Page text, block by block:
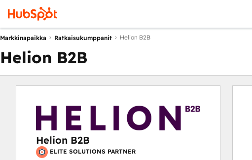
Markkinapaikka Ratkaisukumppanit Helion B2B
Helion B2B
Helion B2B
ELITE SOLUTIONS PARTNER